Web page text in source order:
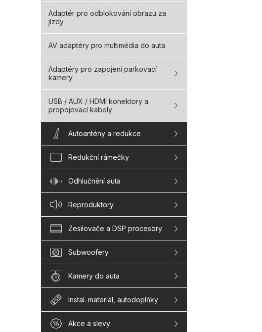
Adaptér pro odblokování obrazu za
jízdy
AV adaptéry pro multimédia do auta
Adaptéry pro zapojení parkovací
kamery
USB / AUX / HDMI konektory a
propojovací kabely
Autoantény a redukce
Redukční rámečky
Odhlučnění auta
Reproduktory
Zesilovače a DSP procesory
Subwoofery
Kamery do auta
Instal. materiál, autodoplňky
Akce a slevy